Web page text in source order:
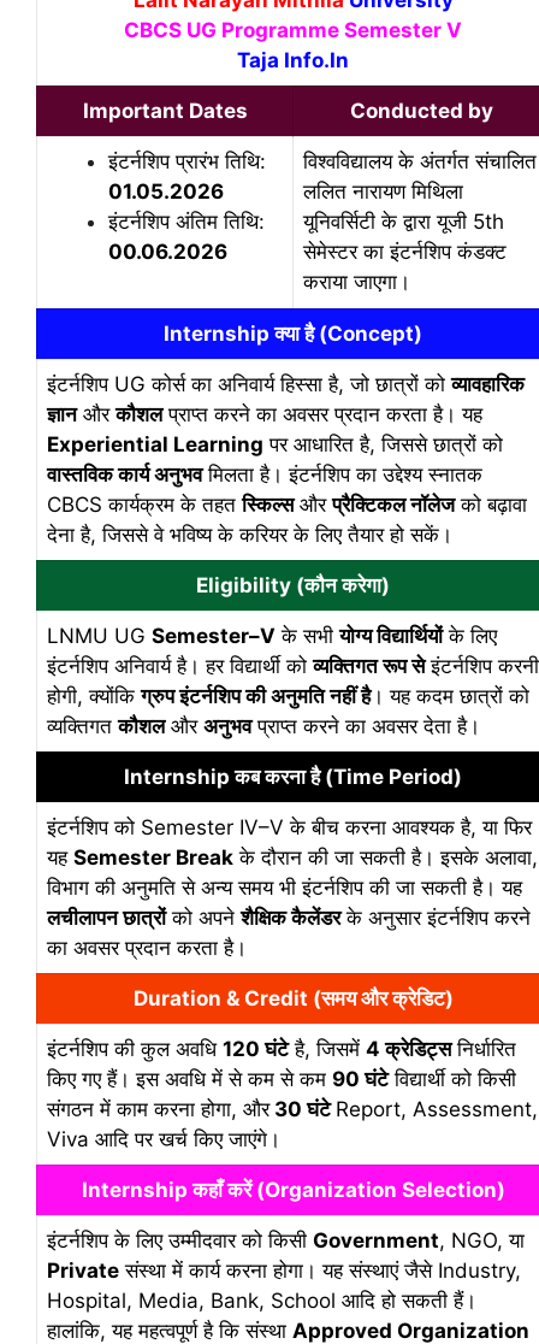
CBCS UG Programme Semester V
Taja Info.In
Important Dates Conducted by
इंटर्नशिप प्रारंभ तिथि:
01.05.2026
इंटर्नशिप अंतिम तिथि:
00.06.2026
विश्वविद्यालय के अंतर्गत संचालित
ललित नारायण मिथिला
यूनिवर्सिटी के द्वारा यूजी 5th
सेमेस्टर का इंटर्नशिप कंडक्ट
कराया जाएगा।
Internship क्या है (Concept)
इंटर्नशिप UG कोर्स का अनिवार्य हिस्सा है, जो छात्रों कोव्यावहारिक
ज्ञानऔरकौशलप्राप्त करने का अवसर प्रदान करता है। यह
Experiential Learning पर आधारित है, जिससे छात्रों को
वास्तविक कार्य अनुभवमिलता है। इंटर्नशिप का उद्देश्य स्नातक
CBCS कार्यक्रम के तहतस्किल्सऔरप्रैक्टिकल नॉलेजको बढ़ावा
देना है, जिससे वे भविष्य के करियर के लिए तैयार हो सकें।
Eligibility (कौन करेगा)
LNMU UG Semester–V के सभीयोग्य विद्यार्थियोंके लिए
इंटर्नशिप अनिवार्य है। हर विद्यार्थी कोव्यक्तिगत रूप सेइंटर्नशिप करनी
होगी, क्योंकिग्रुप इंटर्नशिप की अनुमति नहीं है। यह कदम छात्रों को
व्यक्तिगतकौशलऔर अनुभवप्राप्त करने का अवसर देता है।
Internship कब करना है (Time Period)
इंटर्नशिप को Semester IV–V के बीच करना आवश्यक है, या फिर
यह Semester Break के दौरान की जा सकती है। इसके अलावा,
विभाग की अनुमति से अन्य समय भी इंटर्नशिप की जा सकती है। यह
लचीलापन छात्रोंको अपनेशैक्षिक कैलेंडरके अनुसार इंटर्नशिप करने
का अवसर प्रदान करता है।
Duration & Credit (समय और क्रेडिट)
इंटर्नशिप की कुल अवधि 120 घंटेहै, जिसमें 4 क्रेडिट्सनिर्धारित
किए गए हैं। इस अवधि में से कम से कम 90 घंटेविद्यार्थी को किसी
संगठन में काम करना होगा, और30 घंटे Report, Assessment,
Viva आदि पर खर्च किए जाएंगे।
Internship कहाँ करें (Organization Selection)
इंटर्नशिप के लिए उम्मीदवार को किसी Government, NGO, या
Private संस्था में कार्य करना होगा। यह संस्थाएं जैसे Industry,
Hospital, Media, Bank, School आदि हो सकती हैं।
हालांकि, यह महत्वपूर्ण है कि संस्था Approved Organization